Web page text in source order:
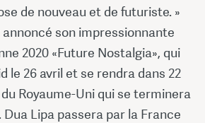
de nouveau et de futuriste. »
son impressionnante
2020 «Future Nostalgia», qui
le 26 avril et se rendra dans 22
Royaume-Uni qui se terminera
Dua Lipa passera par la France